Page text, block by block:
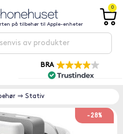
på tilbehør til Apple-enheter
0
BRA
⇒ Stativ
-28%